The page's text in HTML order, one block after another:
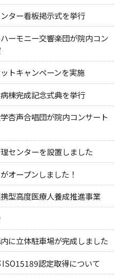
ター看板掲示式を挙行
ーモニー交響楽団が院内コン
トキャンペーンを実施
棟完成記念式典を挙行
杏声合唱団が院内コンサート
センターを設置しました
オープンしました！
型高度医療人養成推進事業
に立体駐車場が完成しました
ISO15189認定取得について